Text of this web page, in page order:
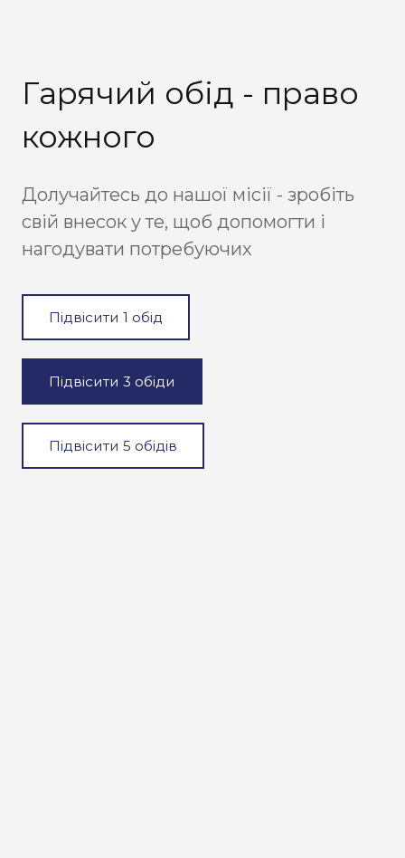
Гарячий обід - право
кожного
Долучайтесь до нашої місії - зробіть
свій внесок у те, щоб допомогти і
нагодувати потребуючих
Підвісити 1 обід
Підвісити 3 обіди
Підвісити 5 обідів